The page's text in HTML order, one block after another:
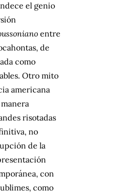
el genio
entre
de
como
Otro mito
americana
risotadas
no
de la
con
como